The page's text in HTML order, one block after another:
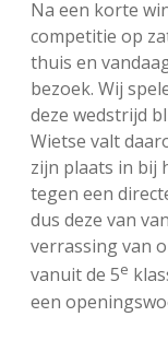
Na een korte
competitie op
thuis en
bezoek. Wij
deze wedstrijd
Wietse valt
zijn plaats in bij
tegen een
dus deze van
verrassing van
vanuit de 5e
een